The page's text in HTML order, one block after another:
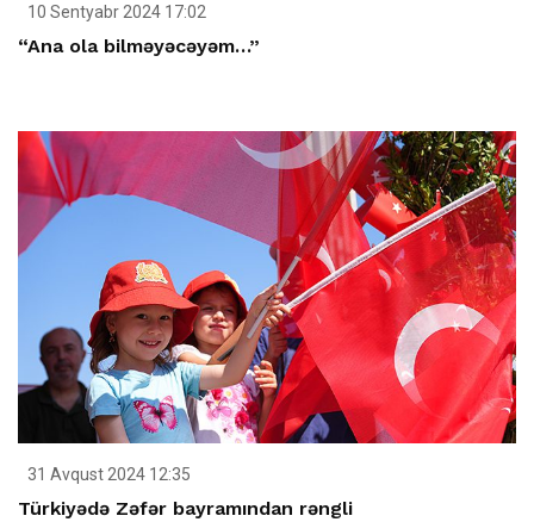
10 Sentyabr 2024 17:02
“Ana ola bilməyəcəyəm…”
31 Avqust 2024 12:35
Türkiyədə Zəfər bayramından rəngli